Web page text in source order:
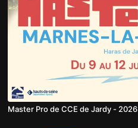
Master Pro de CCE de Jardy - 2026